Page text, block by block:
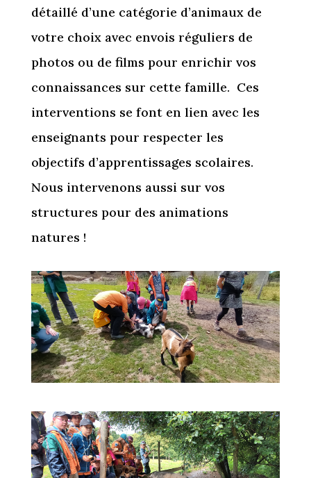
détaillé d’une catégorie d’animaux de
votre choix avec envois réguliers de
photos ou de films pour enrichir vos
connaissances sur cette famille. Ces
interventions se font en lien avec les
enseignants pour respecter les
objectifs d’apprentissages scolaires.
Nous intervenons aussi sur vos
structures pour des animations
natures !